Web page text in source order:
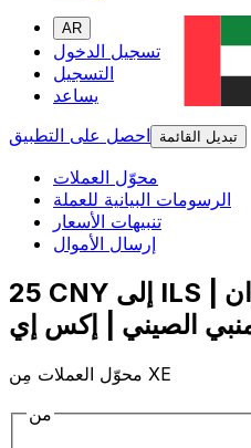
AR
تسجيل الدخول
التسجيل
يساعد
احصل على التطبيق
تبديل القائمة
محوّل العملات
الرسومات البيانية للعملة
تنبيهات الأسعار
إرسال الأموال
25 CNY إلى ILS | حوِّل - إلى اليوان
محوّل العملات مِن XE
من